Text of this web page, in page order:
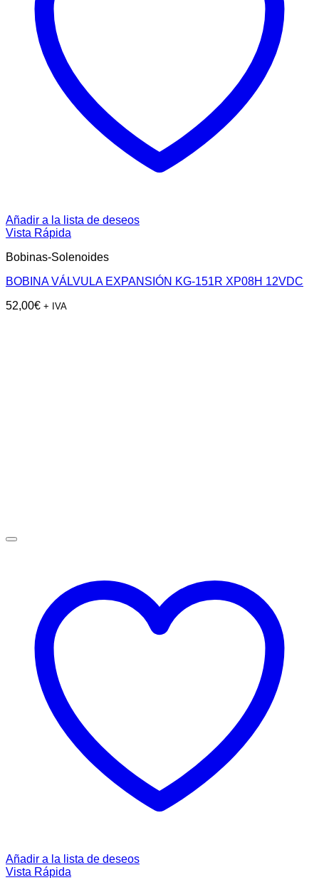
Añadir a la lista de deseos
Vista Rápida
Bobinas-Solenoides
BOBINA VÁLVULA EXPANSIÓN KG-151R XP08H 12VDC
52,00€ + IVA
Añadir a la lista de deseos
Vista Rápida